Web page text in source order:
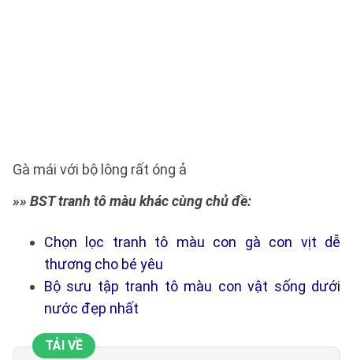
Gà mái với bộ lông rất óng ả
»» BST tranh tô màu khác cùng chủ đề:
Chọn lọc tranh tô màu con gà con vịt dễ
thương cho bé yêu
Bộ sưu tập tranh tô màu con vật sống dưới
nước đẹp nhất
TẢI VỀ